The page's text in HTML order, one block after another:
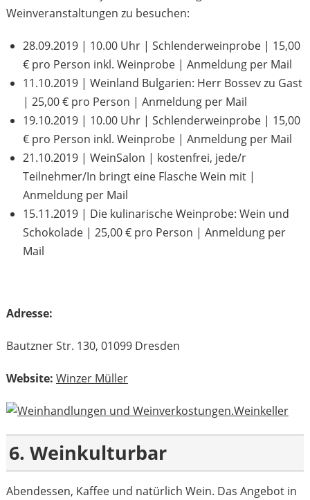
Weinveranstaltungen zu besuchen:
28.09.2019 | 10.00 Uhr | Schlenderweinprobe | 15,00
€ pro Person inkl. Weinprobe | Anmeldung per Mail
11.10.2019 | Weinland Bulgarien: Herr Bossev zu Gast
| 25,00 € pro Person | Anmeldung per Mail
19.10.2019 | 10.00 Uhr | Schlenderweinprobe | 15,00
€ pro Person inkl. Weinprobe | Anmeldung per Mail
21.10.2019 | WeinSalon | kostenfrei, jede/r
Teilnehmer/In bringt eine Flasche Wein mit |
Anmeldung per Mail
15.11.2019 | Die kulinarische Weinprobe: Wein und
Schokolade | 25,00 € pro Person | Anmeldung per
Mail
Adresse:
Bautzner Str. 130, 01099 Dresden
Website: Winzer Müller
6. Weinkulturbar
Abendessen, Kaffee und natürlich Wein. Das Angebot in